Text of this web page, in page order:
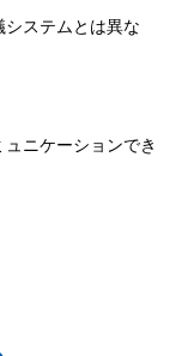
ステムとは異な
ニケーションでき